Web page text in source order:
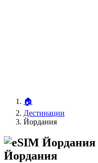
🏠
Дестинации
Йордания
Йордания